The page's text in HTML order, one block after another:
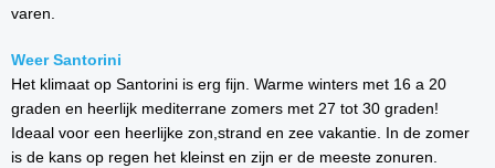
varen.
Weer Santorini
Het klimaat op Santorini is erg fijn. Warme winters met 16 a 20
graden en heerlijk mediterrane zomers met 27 tot 30 graden!
Ideaal voor een heerlijke zon,strand en zee vakantie. In de zomer
is de kans op regen het kleinst en zijn er de meeste zonuren.